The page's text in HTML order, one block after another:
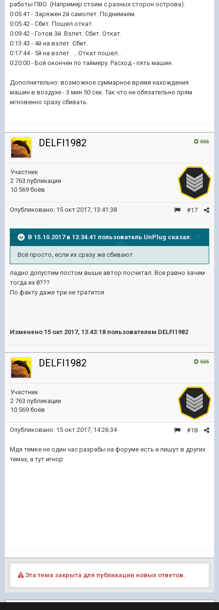
работы ПВО. (Например стоим с разных сторон острова).
0:05:41 - Заряжен 2й самолет. Поднимаем.
0:05:42 - Сбит. Пошел откат.
0:09:42 - Готов 3й. Взлет. Сбит. Откат.
0:13:43 - 4й на взлет. Сбит.
0:17:44 - 5й на взлет. .. Откат пошел..
0:20:00 - Бой окончен по таймеру. Расход - пять машин.
Дополнительно: возможное суммарное время нахождения
машин в воздухе - 3 мин 50 сек. Так что не обязательно прям
мгновенно сразу сбивать.
666
DELFI1982
Участник
2 763 публикации
10 569 боёв
#17
Опубликовано: 15 окт 2017, 13:41:38
В 15.10.2017 в 13:34:41 пользователь UnPlug сказал:
Всё просто, если их сразу же сбивают.
ладно допустим постом выше автор посчитал. Все равно зачем
тогда их 8???
По факту даже три не тратится
Изменено 15 окт 2017, 13:43:18 пользователем DELFI1982
666
DELFI1982
Участник
2 763 публикации
10 569 боёв
#18
Опубликовано: 15 окт 2017, 14:26:34
Мдя темке не один час разрабы на форуме есть и пишут в других
темах, а тут игнор
Эта тема закрыта для публикации новых ответов.